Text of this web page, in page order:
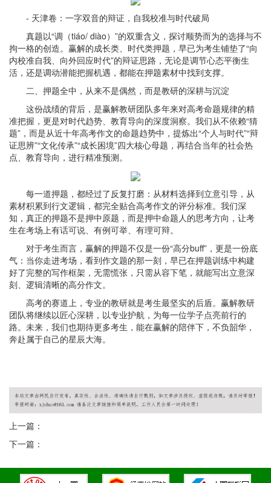
- 天津卷：一字双音的辩证，自我校准与时代破局
真题以“调（tiáo/ diào）”的双重含义，探讨顺势而为的选择与不
拘一格的创造。赢解的成长类、时代类押题，早已为考生铺垫了“向
内校准自我、向外回应时代”的辩证思路，无论是调节心态平衡生
活，还是调动潜能把握机遇，都能在押题素材中找到支撑。
二、押题全中，从来不是偶然，而是教研的深耕与沉淀
这份战绩的背后，是赢解教研团队多年来对高考命题规律的精
准把握，更是对时代趋势、教育导向的深度洞察。我们从不依赖“猜
题”，而是从近十年高考作文的命题趋势中，提炼出“个人与时代”“辩
证思辨”“文化传承”“成长困境”四大核心母题，再结合当年的社会热
点、教育导向，进行精准预测。
每一道押题，都经过了反复打磨：从材料选择到立意引导，从
素材积累到行文逻辑，都完全贴合高考作文的评分标准。我们深
知，真正的押题不是押中原题，而是押中命题人的思考方向，让考
生在考场上有话可说、有例可举、有理可辩。
对于考生而言，赢解的押题不仅是一份“高分buff”，更是一份底
气：当你走进考场，看到作文题的那一刻，早已在押题训练中构建
好了完整的写作框架，无需慌张，只需从容下笔，就能写出立意深
刻、逻辑清晰的高分作文。
高考的赛道上，专业的教研就是考生最坚实的后盾。赢解教研
团队将继续以匠心深耕，以专业护航，为每一位学子点亮前行的
路。未来，我们也期待更多考生，能在赢解的陪伴下，不负韶华，
奔赴属于自己的星辰大海。
上一篇：
下一篇：